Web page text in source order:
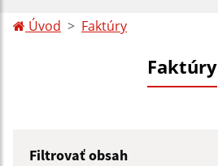
Úvod Faktúry
Faktúry
Filtrovať obsah